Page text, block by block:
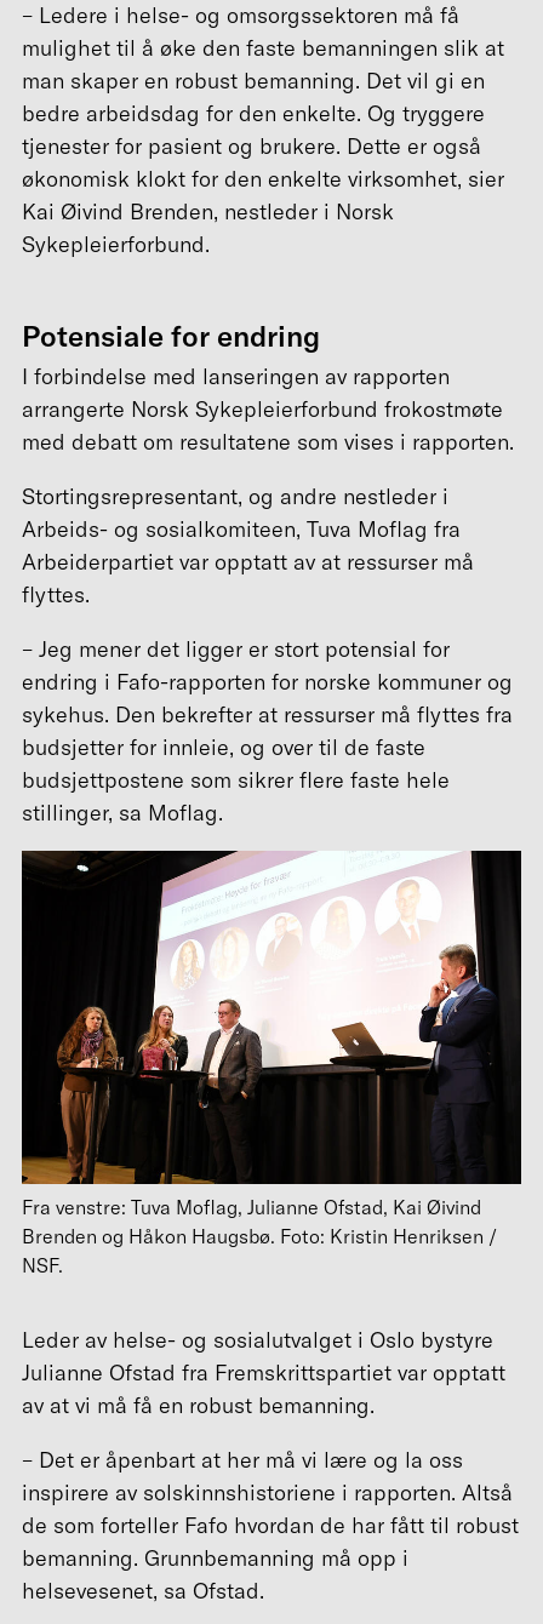
– Ledere i helse- og omsorgssektoren må få
mulighet til å øke den faste bemanningen slik at
man skaper en robust bemanning. Det vil gi en
bedre arbeidsdag for den enkelte. Og tryggere
tjenester for pasient og brukere. Dette er også
økonomisk klokt for den enkelte virksomhet, sier
Kai Øivind Brenden, nestleder i Norsk
Sykepleierforbund.
Potensiale for endring
I forbindelse med lanseringen av rapporten
arrangerte Norsk Sykepleierforbund frokostmøte
med debatt om resultatene som vises i rapporten.
Stortingsrepresentant, og andre nestleder i
Arbeids- og sosialkomiteen, Tuva Moflag fra
Arbeiderpartiet var opptatt av at ressurser må
flyttes.
– Jeg mener det ligger er stort potensial for
endring i Fafo-rapporten for norske kommuner og
sykehus. Den bekrefter at ressurser må flyttes fra
budsjetter for innleie, og over til de faste
budsjettpostene som sikrer flere faste hele
stillinger, sa Moflag.
Fra venstre: Tuva Moflag, Julianne Ofstad, Kai Øivind
Brenden og Håkon Haugsbø. Foto: Kristin Henriksen /
NSF.
Leder av helse- og sosialutvalget i Oslo bystyre
Julianne Ofstad fra Fremskrittspartiet var opptatt
av at vi må få en robust bemanning.
– Det er åpenbart at her må vi lære og la oss
inspirere av solskinnshistoriene i rapporten. Altså
de som forteller Fafo hvordan de har fått til robust
bemanning. Grunnbemanning må opp i
helsevesenet, sa Ofstad.